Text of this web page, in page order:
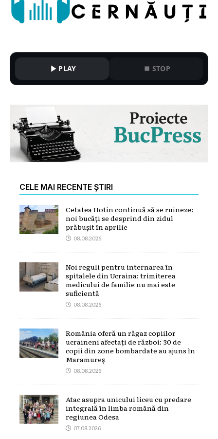
PLAY STOP
CELE MAI RECENTE ȘTIRI
Cetatea Hotin continuă să se ruineze:
noi bucăți se desprind din zidul
prăbușit în aprilie
08.08.2026
Noi reguli pentru internarea în
spitalele din Ucraina: trimiterea
medicului de familie nu mai este
suficientă
08.08.2026
România oferă un răgaz copiilor
ucraineni afectați de război: 30 de
copii din zone bombardate au ajuns în
Maramureș
08.08.2026
Atac asupra unicului liceu cu predare
integrală în limba română din
regiunea Odesa
07.08.2026